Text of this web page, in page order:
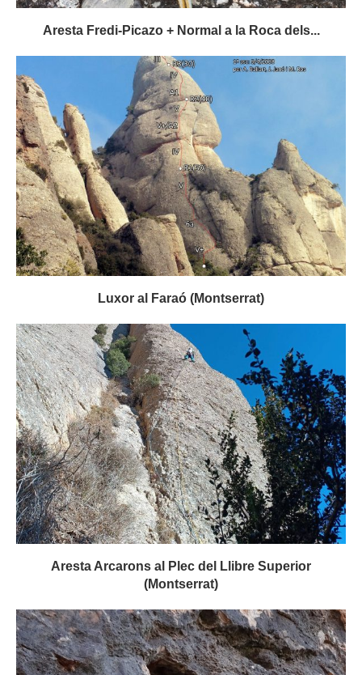
Aresta Fredi-Picazo + Normal a la Roca dels...
Luxor al Faraó (Montserrat)
Aresta Arcarons al Plec del Llibre Superior
(Montserrat)